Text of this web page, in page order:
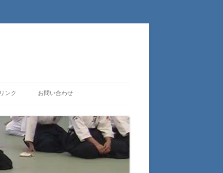
リンク お問い合わせ